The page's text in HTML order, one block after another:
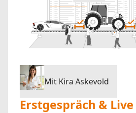
Mit Kira Askevold
Erstgespräch &